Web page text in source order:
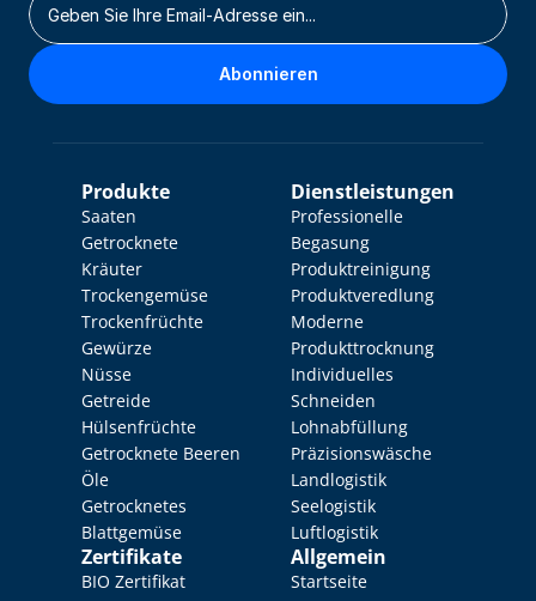
Abonnieren
Produkte
Saaten
Getrocknete
Kräuter
Trockengemüse
Trockenfrüchte
Gewürze
Nüsse
Getreide
Hülsenfrüchte
Getrocknete Beeren
Öle
Getrocknetes
Blattgemüse
Zertifikate
BIO Zertifikat
Dienstleistungen
Professionelle
Begasung
Produktreinigung
Produktveredlung
Moderne
Produkttrocknung
Individuelles
Schneiden
Lohnabfüllung
Präzisionswäsche
Landlogistik
Seelogistik
Luftlogistik
Allgemein
Startseite